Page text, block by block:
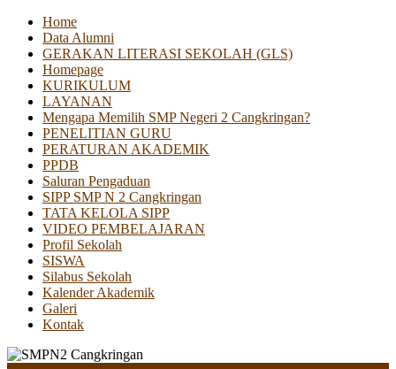
Home
Data Alumni
GERAKAN LITERASI SEKOLAH (GLS)
Homepage
KURIKULUM
LAYANAN
Mengapa Memilih SMP Negeri 2 Cangkringan?
PENELITIAN GURU
PERATURAN AKADEMIK
PPDB
Saluran Pengaduan
SIPP SMP N 2 Cangkringan
TATA KELOLA SIPP
VIDEO PEMBELAJARAN
Profil Sekolah
SISWA
Silabus Sekolah
Kalender Akademik
Galeri
Kontak